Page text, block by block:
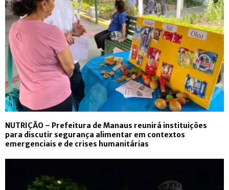
NUTRIÇÃO – Prefeitura de Manaus reunirá instituições
para discutir segurança alimentar em contextos
emergenciais e de crises humanitárias